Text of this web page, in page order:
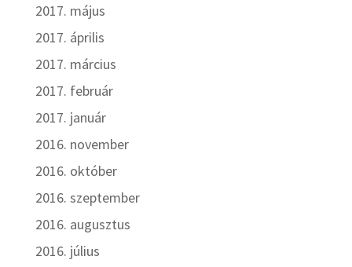
2017. május
2017. április
2017. március
2017. február
2017. január
2016. november
2016. október
2016. szeptember
2016. augusztus
2016. július